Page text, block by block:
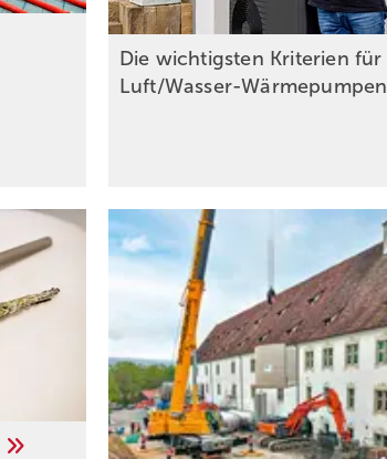
Die wichtigsten Kriterien für
Luft/Wasser-Wärmepumpen